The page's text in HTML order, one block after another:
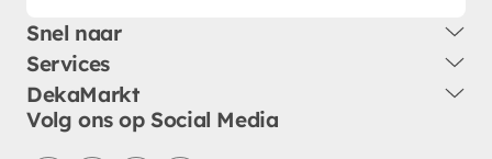
Snel naar
Services
DekaMarkt
Volg ons op Social Media